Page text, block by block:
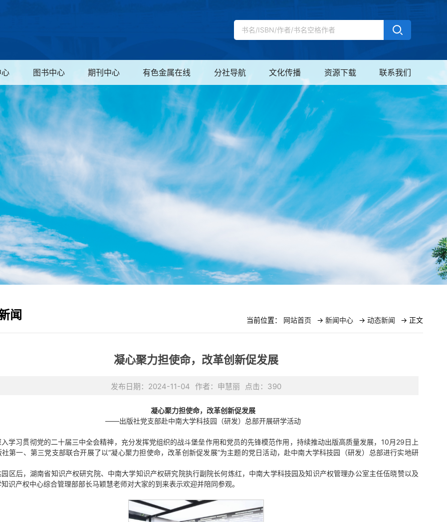
图书中心 期刊中心 有色金属在线 分社导航 文化传播 资源下载 联系我们
闻 当前位置： 网站首页 -> 新闻中心 -> 动态新闻 -> 正文
凝心聚力担使命，改革创新促发展
发布日期：2024-11-04 作者：申慧丽 点击： 390
凝心聚力担使命，改革创新促发展
——出版社党支部赴中南大学科技园（研发）总部开展研学活动
入学习贯彻党的二十届三中全会精神，充分发挥党组织的战斗堡垒作用和党员的先锋模范作用，持续推动出版高质量发展，10月29日上
第一、第三党支部联合开展了以“凝心聚力担使命，改革创新促发展”为主题的党日活动，赴中南大学科技园（研发）总部进行实地研
园区后，湖南省知识产权研究院、中南大学知识产权研究院执行副院长何炼红，中南大学科技园及知识产权管理办公室主任伍晓赞以及
识产权中心综合管理部部长马颖慧老师对大家的到来表示欢迎并陪同参观。